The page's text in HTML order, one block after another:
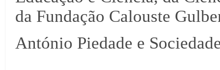
da Fundação Calouste
António Piedade e